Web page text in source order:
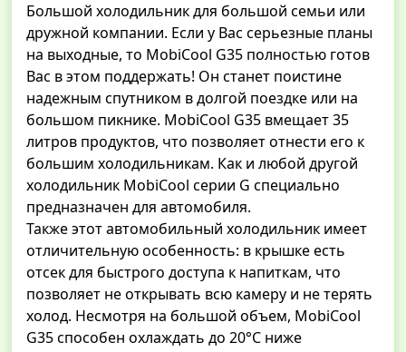
Большой холодильник для большой семьи или
дружной компании. Если у Вас серьезные планы
на выходные, то MobiCool G35 полностью готов
Вас в этом поддержать! Он станет поистине
надежным спутником в долгой поездке или на
большом пикнике. MobiCool G35 вмещает 35
литров продуктов, что позволяет отнести его к
большим холодильникам. Как и любой другой
холодильник MobiCool серии G специально
предназначен для автомобиля.
Также этот автомобильный холодильник имеет
отличительную особенность: в крышке есть
отсек для быстрого доступа к напиткам, что
позволяет не открывать всю камеру и не терять
холод. Несмотря на большой объем, MobiCool
G35 способен охлаждать до 20°C ниже